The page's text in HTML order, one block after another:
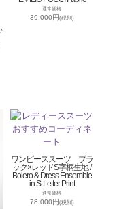
通常価格
39,000円(税別)
ワンピーススーツ ブラ
ック×レッドS字柄生地 /
Bolero & Dress Ensemble
in S-Letter Print
通常価格
78,000円(税別)